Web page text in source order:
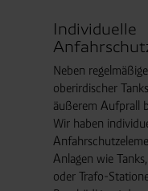
Individuelle
Neben
oberirdischer
äußerem Aufprall
Wir haben
Anlagen wie
oder Trafo-